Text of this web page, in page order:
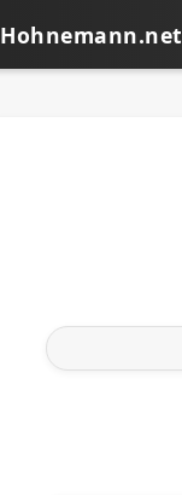
Hohnemann.net